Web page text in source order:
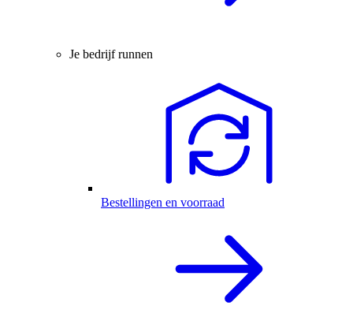
Je bedrijf runnen
Bestellingen en voorraad